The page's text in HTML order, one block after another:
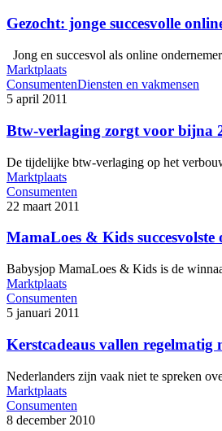
Gezocht: jonge succesvolle
Jong en succesvol als online
Marktplaats
ConsumentenDiensten en vakmensen
5 april 2011
Btw-verlaging zorgt voor bijna
De tijdelijke btw-verlaging op het
Marktplaats
Consumenten
22 maart 2011
MamaLoes & Kids
Babysjop MamaLoes & Kids is de
Marktplaats
Consumenten
5 januari 2011
Kerstcadeaus vallen regelmatig
Nederlanders zijn vaak niet te spreken
Marktplaats
Consumenten
8 december 2010